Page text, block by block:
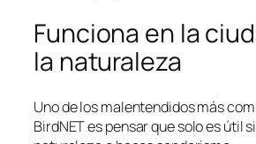
Funciona en la
la naturaleza
Uno de los malentendidos más
BirdNET es pensar que solo es útil